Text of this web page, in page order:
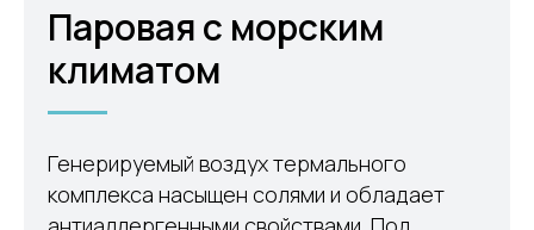
Паровая с морским
климатом
Генерируемый воздух термального
комплекса насыщен солями и обладает